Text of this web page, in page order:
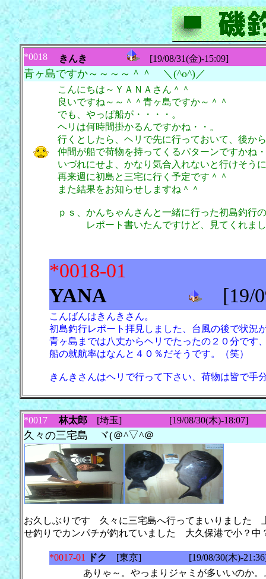
*0018 きんき [19/08/31(金)-15:09]
青ヶ島ですか～～～～＾＾ ＼(^o^)／
こんにちは～ＹＡＮＡさん＾＾
良いですね～～＾＾青ヶ島ですか～＾＾
でも、やっぱ船が・・・・。
ヘリは何時間掛かるんですかね・・。
行くとしたら、ヘリで先に行っておいて、後か
仲間が船で荷物を持ってくるパターンですかね
いづれにせよ、かなり気合入れないと行けそう
再来週に初島と三宅に行く予定です＾＾
また結果をお知らせしますね＾＾
ｐｓ、かんちゃんさんと一緒に行った初島釣行
レポート書いたんですけど、見てく
*0018-01
YANA
[19/
こんばんはきんきさん。
初島釣行レポート拝見しました、台風の後で状況
青ヶ島までは八丈からヘリでたったの２０分です
船の就航率はなんと４０％だそうです。（笑）
きんきさんはヘリで行って下さい、荷物は皆で手
*0017 林太郎 [埼玉] [19/08/30(木)-18:07]
久々の三宅島 ヾ(＠^▽^＠
お久しぶりです 久々に三宅島へ行ってまいりました
せ釣りでカンパチが釣れていました 大久保港で小？
*0017-01 ドク
[東京] [19/08/30(木)-
ありゃ～。やっまりジャミが多いいのか。